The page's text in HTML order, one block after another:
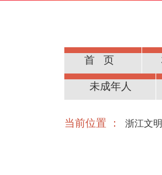
首页
公民道德
未成年人
当前位置 ： 浙江文